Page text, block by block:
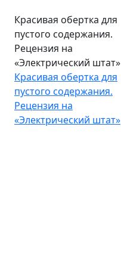
Красивая обертка для
пустого содержания.
Рецензия на
«Электрический штат»
Красивая обертка для
пустого содержания.
Рецензия на
«Электрический штат»